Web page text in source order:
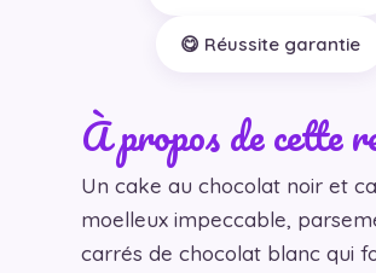
😋 Réussite garantie
À propos de cette
Un cake au chocolat noir et
moelleux impeccable,
carrés de chocolat blanc qui